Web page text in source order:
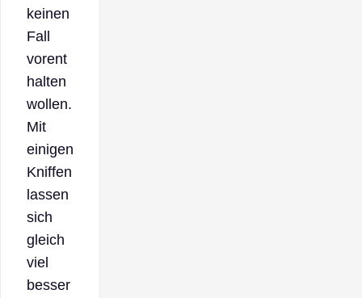
keinen
Fall
vorent
halten
wollen.
Mit
einigen
Kniffen
lassen
sich
gleich
viel
besser